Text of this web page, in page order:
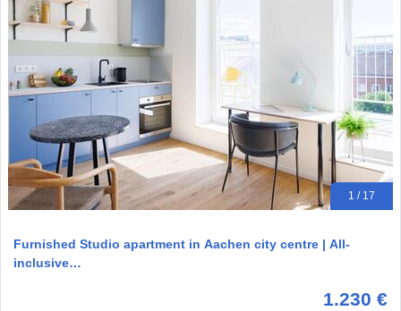
1 / 17
Furnished Studio apartment in Aachen city centre | All-
inclusive…
1.230 €